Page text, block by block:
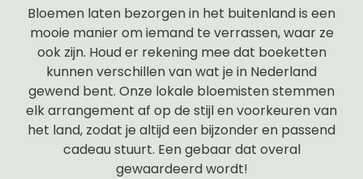
Bloemen laten bezorgen in het buitenland is een
mooie manier om iemand te verrassen, waar ze
ook zijn. Houd er rekening mee dat boeketten
kunnen verschillen van wat je in Nederland
gewend bent. Onze lokale bloemisten stemmen
elk arrangement af op de stijl en voorkeuren van
het land, zodat je altijd een bijzonder en passend
cadeau stuurt. Een gebaar dat overal
gewaardeerd wordt!